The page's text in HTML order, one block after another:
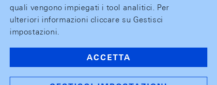
quali vengono impiegati i tool analitici. Per
ulteriori informazioni cliccare su Gestisci
impostazioni.
ACCETTA